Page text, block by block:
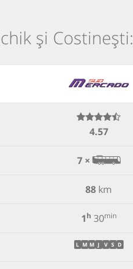
și Costinești:
4.57
7 ×
88 km
1h 30min
L M M J V S D